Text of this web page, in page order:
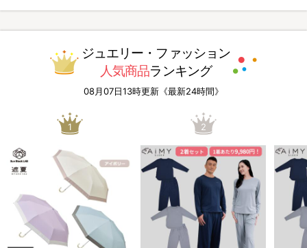
ジュエリー・ファッション
人気商品ランキング
08月07日13時更新《最新24時間》
1 2